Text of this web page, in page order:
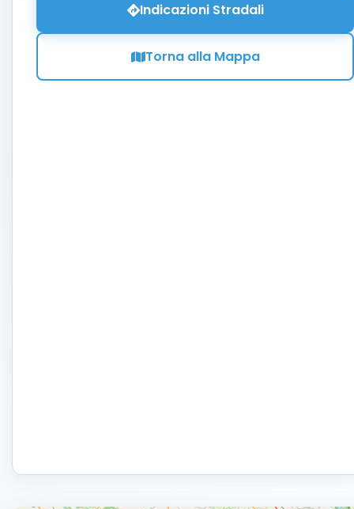
Indicazioni Stradali
Torna alla Mappa